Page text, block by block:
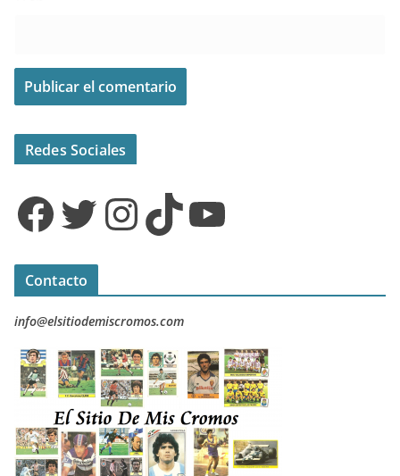
Redes Sociales
Facebook Twitter InstagramTikTok YouTube
Contacto
info@elsitiodemiscromos.com